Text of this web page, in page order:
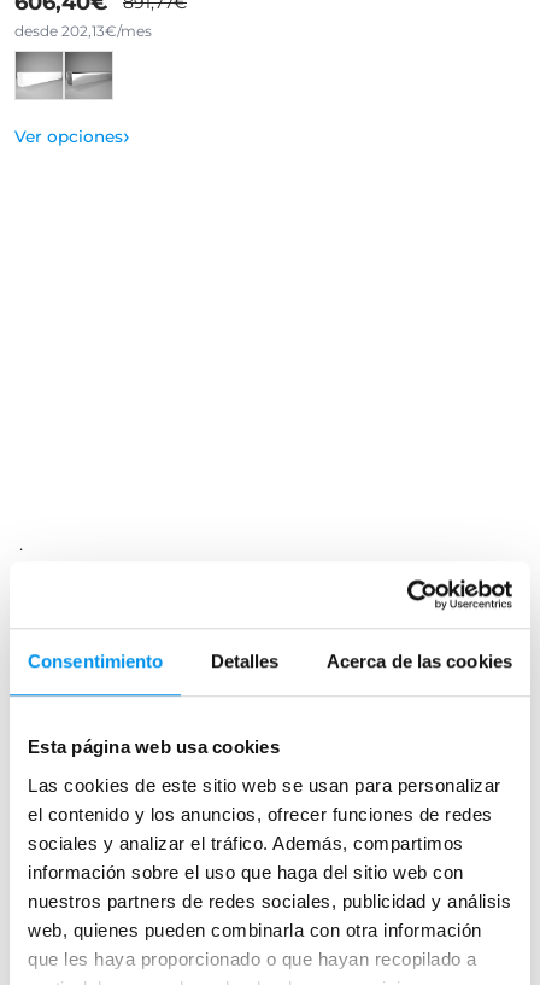
Consentimiento Detalles Acerca de las cookies
Esta página web usa cookies
Las cookies de este sitio web se usan para personalizar
el contenido y los anuncios, ofrecer funciones de redes
sociales y analizar el tráfico. Además, compartimos
información sobre el uso que haga del sitio web con
nuestros partners de redes sociales, publicidad y análisis
web, quienes pueden combinarla con otra información
que les haya proporcionado o que hayan recopilado a
desde 202,13€/mes
Ver opciones›
.
Leer más
Por apertura
Mamparas de ducha abatibles
Mamparas de ducha rectangulares